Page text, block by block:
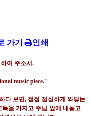
가기 인쇄
여 주소서.
다 보면, 점점 절실하게 와닿는
독을 가지고 주님 앞에 내놓고